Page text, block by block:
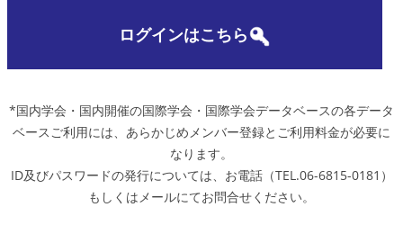
ログインはこちら
*国内学会・国内開催の国際学会・国際学会データベースの各データ
ベースご利用には、あらかじめメンバー登録とご利用料金が必要に
なります。
ID及びパスワードの発行については、お電話（TEL.06-6815-0181）
もしくはメールにてお問合せください。